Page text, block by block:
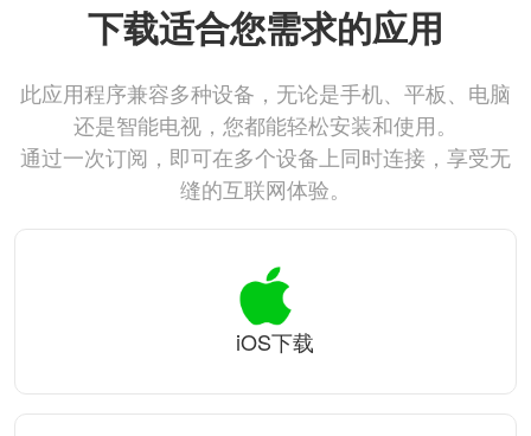
下载适合您需求的应用
此应用程序兼容多种设备，无论是手机、平板、电脑
还是智能电视，您都能轻松安装和使用。
通过一次订阅，即可在多个设备上同时连接，享受无
缝的互联网体验。
iOS下载